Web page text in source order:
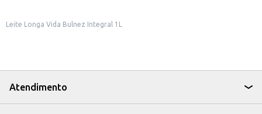
Leite Longa Vida Bulnez Integral 1L
Atendimento